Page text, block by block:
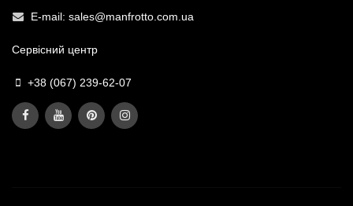
E-mail: sales@manfrotto.com.ua
Сервісний центр
+38 (067) 239-62-07